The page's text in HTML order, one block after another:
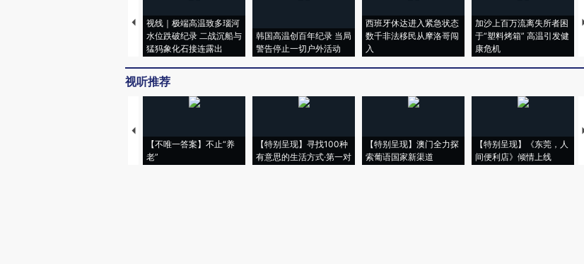
视线｜极端高温致多瑙河
水位跌破纪录 二战沉船与
猛犸象化石接连露出
韩国高温创百年纪录 当局
警告停止一切户外活动
西班牙休达进入紧急状态
数千非法移民从摩洛哥闯
入
加沙上百万流离失所者困
于“塑料烤箱” 高温引发健
康危机
视听推荐
【不唯一答案】不止“养
老”
【特别呈现】寻找100种
有意思的生活方式·第一对
【特别呈现】澳门全力探
索葡语国家新渠道
【特别呈现】《东莞，人
间便利店》倾情上线